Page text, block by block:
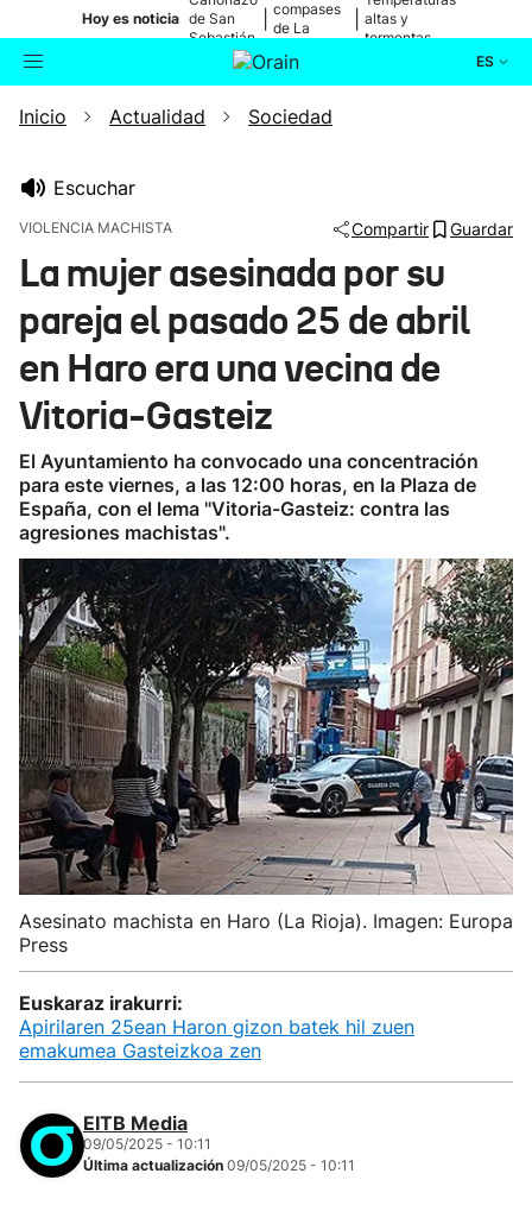
Hoy es noticia de San
Sebastián
compases
de La
altas y
tormentas
ES
Buscador Actualidad
Ikusmiran
Eguraldia
Inicio Actualidad Sociedad
Escuchar
VIOLENCIA MACHISTA Compartir Guardar
La mujer asesinada por su
pareja el pasado 25 de abril
en Haro era una vecina de
Vitoria-Gasteiz
El Ayuntamiento ha convocado una concentración
para este viernes, a las 12:00 horas, en la Plaza de
España, con el lema "Vitoria-Gasteiz: contra las
agresiones machistas".
Asesinato machista en Haro (La Rioja). Imagen: Europa
Press
Euskaraz irakurri:
Apirilaren 25ean Haron gizon batek hil zuen
emakumea Gasteizkoa zen
EITB Media
09/05/2025 - 10:11
Última actualización 09/05/2025 - 10:11